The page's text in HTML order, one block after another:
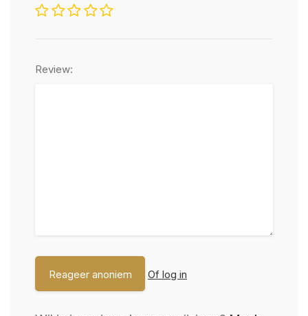
Review:
Of log in